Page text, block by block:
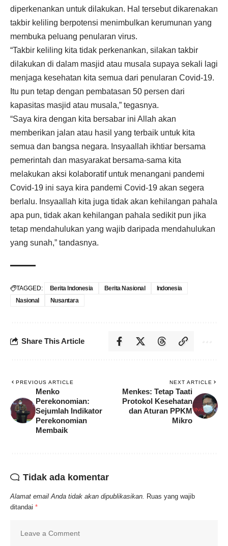
diperkenankan untuk dilakukan. Hal tersebut dikarenakan
takbir keliling berpotensi menimbulkan kerumunan yang
membuka peluang penularan virus.
“Takbir keliling kita tidak perkenankan, silakan takbir
dilakukan di dalam masjid atau musala supaya sekali lagi
menjaga kesehatan kita semua dari penularan Covid-19.
Itu pun tetap dengan pembatasan 50 persen dari
kapasitas masjid atau musala,” tegasnya.
“Saya kira dengan kita bersabar ini Allah akan
memberikan jalan atau hasil yang terbaik untuk kita
semua dan bangsa negara. Insyaallah ikhtiar bersama
pemerintah dan masyarakat bersama-sama kita
melakukan aksi kolaboratif untuk menangani pandemi
Covid-19 ini saya kira pandemi Covid-19 akan segera
berlalu. Insyaallah kita juga tidak akan kehilangan pahala
apa pun, tidak akan kehilangan pahala sedikit pun jika
tetap mendahulukan yang wajib daripada mendahulukan
yang sunah,” tandasnya.
TAGGED: Berita Indonesia Berita Nasional
Indonesia
Nasional
Nusantara
Share This Article
PREVIOUS ARTICLE
Menko
Perekonomian:
Sejumlah Indikator
Perekonomian
Membaik
NEXT ARTICLE
Menkes: Tetap Taati
Protokol Kesehatan
dan Aturan PPKM
Mikro
Tidak ada komentar
Alamat email Anda tidak akan dipublikasikan. Ruas yang wajib
ditandai *